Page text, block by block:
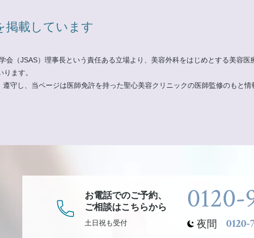
掲載しています
（JSAS）理事長という責任ある立場より、美容外科をはじめとする美容
ます。
守し、当ページは医師免許を持った聖心美容クリニックの医師監修のもと
お電話でのご予約、
ご相談はこちらから
土日祝も受付
0120-
夜間 0120-